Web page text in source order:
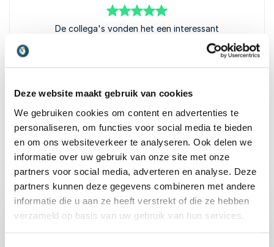
Deze website maakt gebruik van cookies
We gebruiken cookies om content en advertenties te
personaliseren, om functies voor social media te bieden
en om ons websiteverkeer te analyseren. Ook delen we
informatie over uw gebruik van onze site met onze
partners voor social media, adverteren en analyse. Deze
partners kunnen deze gegevens combineren met andere
informatie die u aan ze heeft verstrekt of die ze hebben
verzameld op basis van uw gebruik van hun services.
van5
De collega's vonden het een interessant
Beoordeeld5.00/5 gebaseerd op1klantbeoordelingen
Lezingen
LEZING VAN SPREKER SHERVIN NEKUEE: